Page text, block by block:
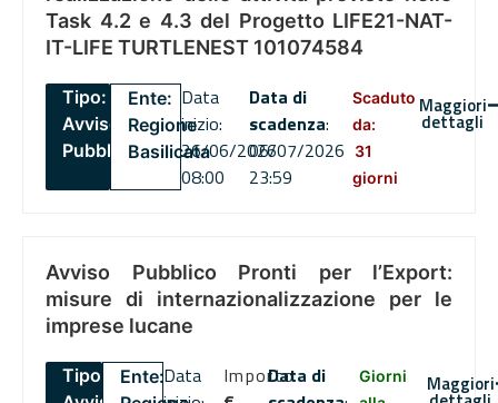
Task 4.2 e 4.3 del Progetto LIFE21-NAT-
IT-LIFE TURTLENEST 101074584
Tipo:
Avviso
Pubblico
Ente:
Regione
Basilicata
Data
inizio:
26/06/2026
08:00
Data di
scadenza:
06/07/2026
23:59
Scaduto
da:
31
giorni
Maggiori
dettagli
Avviso Pubblico Pronti per l’Export:
misure di internazionalizzazione per le
imprese lucane
Tipo:
Ente:Data
ImportoData di
Giorni
Maggiori